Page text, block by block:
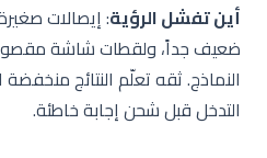
أين تفشل الرؤية: إيصالات
ضعيف جداً، ولقطات شاشة
النماذج. ثقه تعلّم النتائج
التدخل قبل شحن إجابة خاطئة.